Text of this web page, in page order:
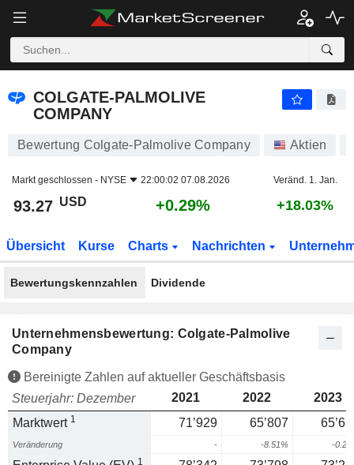
COLGATE-PALMOLIVE
COMPANY
Bewertung Colgate-Palmolive Company Aktien
Markt geschlossen - NYSE 22:00:02 07.08.2026 Veränd. 1. Jan.
93.27 USD +0.29% +18.03%
Übersicht Kurse Charts Nachrichten
Bewertungskennzahlen Dividende
Unternehmensbewertung: Colgate-Palmolive
Company
Bereinigte Zahlen auf aktueller Geschäftsbasis
Steuerjahr: Dezember
2021 2022
2023
Marktwert 1 71’929 65’807
Veränderung - -8.51% -
1